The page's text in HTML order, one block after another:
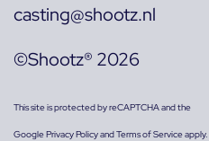
casting@shootz.nl
©Shootz® 2026
This site is protected by reCAPTCHA and the
GooglePrivacy PolicyandTerms of Serviceapply.